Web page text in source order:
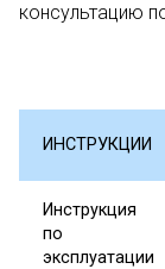
консультацию
ИНСТРУКЦИИ
Инструкция
по
эксплуатации